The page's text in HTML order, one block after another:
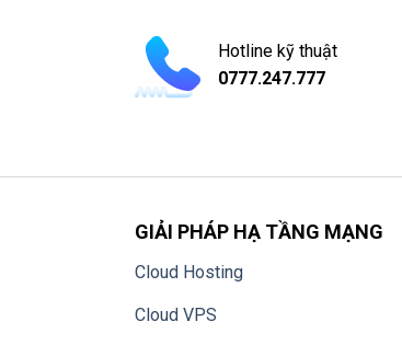
Hotline kỹ thuật
0777.247.777
GIẢI PHÁP HẠ TẦNG MẠNG
Cloud Hosting
Cloud VPS